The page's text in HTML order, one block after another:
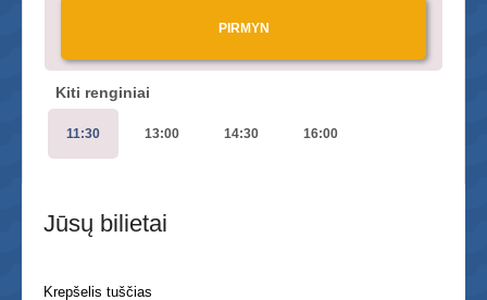
PIRMYN
Kiti renginiai
11:30 13:00 14:30 16:00
Jūsų bilietai
Krepšelis tuščias